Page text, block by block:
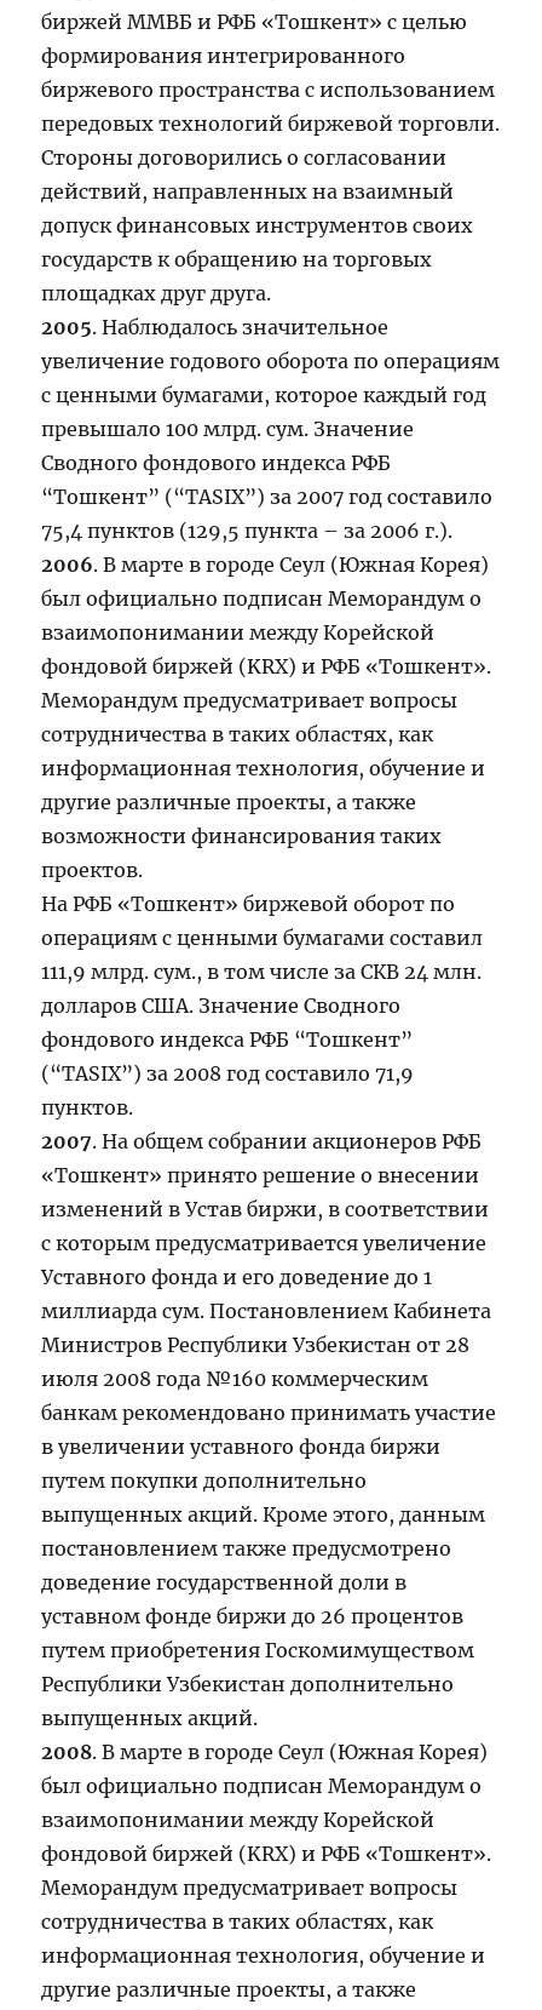
биржей ММВБ и РФБ «Тошкент» с целью
формирования интегрированного
биржевого пространства с использованием
передовых технологий биржевой торговли.
Стороны договорились о согласовании
действий, направленных на взаимный
допуск финансовых инструментов своих
государств к обращению на торговых
площадках друг друга.
2005. Наблюдалось значительное
увеличение годового оборота по операциям
с ценными бумагами, которое каждый год
превышало 100 млрд. сум. Значение
Сводного фондового индекса РФБ
“Тошкент” (“TASIX”) за 2007 год составило
75,4 пунктов (129,5 пункта – за 2006 г.).
2006. В марте в городе Сеул (Южная Корея)
был официально подписан Меморандум о
взаимопонимании между Корейской
фондовой биржей (KRX) и РФБ «Тошкент».
Меморандум предусматривает вопросы
сотрудничества в таких областях, как
информационная технология, обучение и
другие различные проекты, а также
возможности финансирования таких
проектов.
На РФБ «Тошкент» биржевой оборот по
операциям с ценными бумагами составил
111,9 млрд. сум., в том числе за СКВ 24 млн.
долларов США. Значение Сводного
фондового индекса РФБ “Тошкент”
(“TASIX”) за 2008 год составило 71,9
пунктов.
2007. На общем собрании акционеров РФБ
«Тошкент» принято решение о внесении
изменений в Устав биржи, в соответствии
с которым предусматривается увеличение
Уставного фонда и его доведение до 1
миллиарда сум. Постановлением Кабинета
Министров Республики Узбекистан от 28
июля 2008 года №160 коммерческим
банкам рекомендовано принимать участие
в увеличении уставного фонда биржи
путем покупки дополнительно
выпущенных акций. Кроме этого, данным
постановлением также предусмотрено
доведение государственной доли в
уставном фонде биржи до 26 процентов
путем приобретения Госкомимуществом
Республики Узбекистан дополнительно
выпущенных акций.
2008. В марте в городе Сеул (Южная Корея)
был официально подписан Меморандум о
взаимопонимании между Корейской
фондовой биржей (KRX) и РФБ «Тошкент».
Меморандум предусматривает вопросы
сотрудничества в таких областях, как
информационная технология, обучение и
другие различные проекты, а также